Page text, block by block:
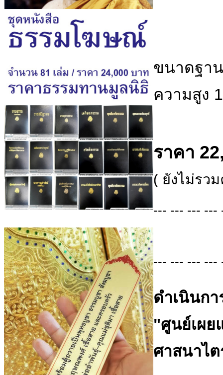
ขนาดฐา
ความสูง
ราคา
( ยังไม่รว
--- --- --- ---
--- --- --- ---
ดำเนินก
"ศูนย์เผย
ศาสนาไ